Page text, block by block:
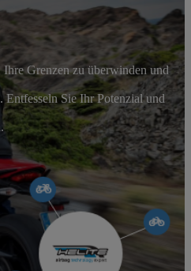
Grenzen zu überwinden und
Entfesseln Sie Ihr Potenzial und